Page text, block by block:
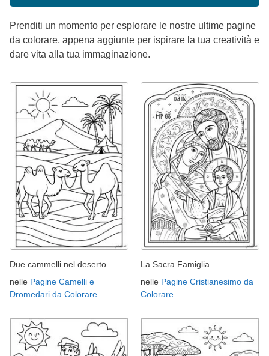
Prenditi un momento per esplorare le nostre ultime pagine
da colorare, appena aggiunte per ispirare la tua creatività e
dare vita alla tua immaginazione.
Due cammelli nel deserto
nelle Pagine Camelli e
Dromedari da Colorare
La Sacra Famiglia
nelle Pagine Cristianesimo da
Colorare